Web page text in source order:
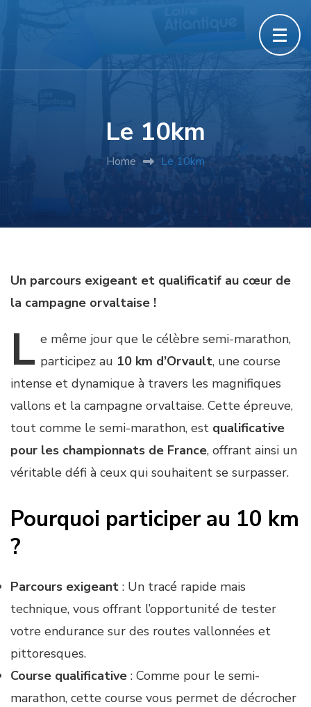
Le 10km
Home Le 10km
Un parcours exigeant et qualificatif au cœur de
la campagne orvaltaise !
L e même jour que le célèbre semi-marathon,
participez au 10 km d’Orvault, une course
intense et dynamique à travers les magnifiques
vallons et la campagne orvaltaise. Cette épreuve,
tout comme le semi-marathon, est qualificative
pour les championnats de France, offrant ainsi un
véritable défi à ceux qui souhaitent se surpasser.
Pourquoi participer au 10 km
?
Parcours exigeant : Un tracé rapide mais
technique, vous offrant l’opportunité de tester
votre endurance sur des routes vallonnées et
pittoresques.
Course qualificative : Comme pour le semi-
marathon, cette course vous permet de décrocher